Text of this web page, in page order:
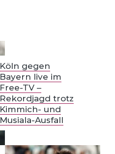
Köln gegen
Bayern live im
Free-TV –
Rekordjagd trotz
Kimmich- und
Musiala-Ausfall